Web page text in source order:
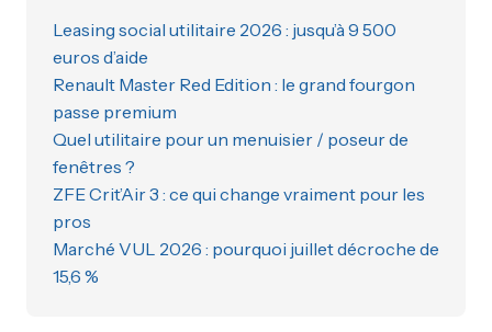
Leasing social utilitaire 2026 : jusqu’à 9 500
euros d’aide
Renault Master Red Edition : le grand fourgon
passe premium
Quel utilitaire pour un menuisier / poseur de
fenêtres ?
ZFE Crit’Air 3 : ce qui change vraiment pour les
pros
Marché VUL 2026 : pourquoi juillet décroche de
15,6 %